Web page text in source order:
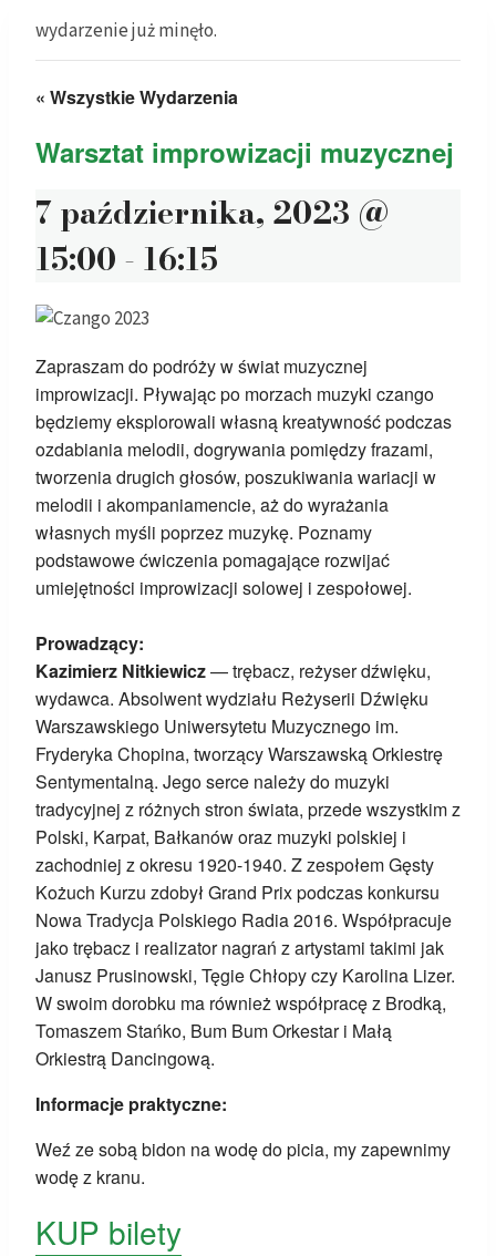
wydarzenie już minęło.
« Wszystkie Wydarzenia
Warsztat improwizacji muzycznej
7 października, 2023 @
15:00 - 16:15
Zapraszam do podróży w świat muzycznej
improwizacji. Pływając po morzach muzyki czango
będziemy eksplorowali własną kreatywność podczas
ozdabiania melodii, dogrywania pomiędzy frazami,
tworzenia drugich głosów, poszukiwania wariacji w
melodii i akompaniamencie, aż do wyrażania
własnych myśli poprzez muzykę. Poznamy
podstawowe ćwiczenia pomagające rozwijać
umiejętności improwizacji solowej i zespołowej.
Prowadzący:
Kazimierz Nitkiewicz— trębacz, reżyser dźwięku,
wydawca. Absolwent wydziału Reżyserii Dźwięku
Warszawskiego Uniwersytetu Muzycznego im.
Fryderyka Chopina, tworzący Warszawską Orkiestrę
Sentymentalną. Jego serce należy do muzyki
tradycyjnej z różnych stron świata, przede wszystkim z
Polski, Karpat, Bałkanów oraz muzyki polskiej i
zachodniej z okresu 1920-1940. Z zespołem Gęsty
Kożuch Kurzu zdobył Grand Prix podczas konkursu
Nowa Tradycja Polskiego Radia 2016. Współpracuje
jako trębacz i realizator nagrań z artystami takimi jak
Janusz Prusinowski, Tęgie Chłopy czy Karolina Lizer.
W swoim dorobku ma również współpracę z Brodką,
Tomaszem Stańko, Bum Bum Orkestar i Małą
Orkiestrą Dancingową.
Informacje praktyczne:
Weź ze sobą bidon na wodę do picia, my zapewnimy
wodę z kranu.
KUP bilety